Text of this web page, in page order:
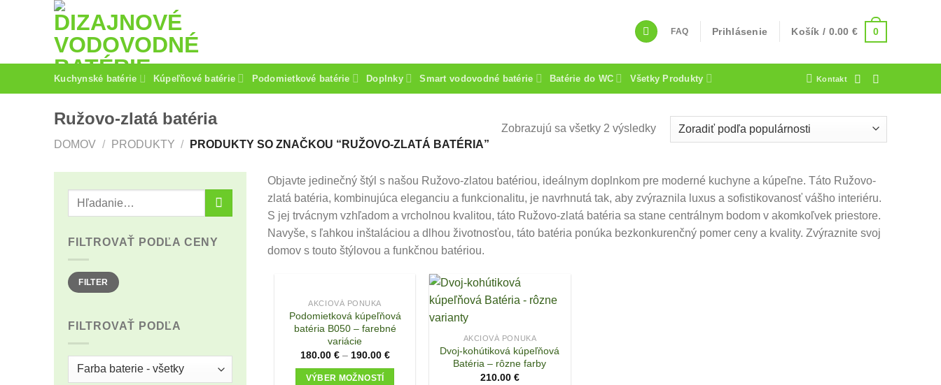
FAQ Prihlásenie Košík / 0.00€ 0
Kuchynské batérie Kúpeľňové batérie Podomietkové batérie Doplnky Smart vodovodné batérie Batérie do WC Všetky Produkty Kontakt
Ružovo-zlatá batéria
DOMOV / PRODUKTY / PRODUKTY SO ZNAČKOU “RUŽOVO-ZLATÁ BATÉRIA”
Zobrazujú sa všetky 2 výsledky
FILTROVAŤ PODĽA CENY
Minimálna
cena
Maximálna
cenaFILTER
FILTROVAŤ PODĽA
Objavte jedinečný štýl s našou Ružovo-zlatou batériou, ideálnym doplnkom pre moderné kuchyne a kúpeľne. Táto Ružovo-
zlatá batéria, kombinujúca eleganciu a funkcionalitu, je navrhnutá tak, aby zvýraznila luxus a sofistikovanosť vášho interiéru.
S jej trvácnym vzhľadom a vrcholnou kvalitou, táto Ružovo-zlatá batéria sa stane centrálnym bodom v akomkoľvek priestore.
Navyše, s ľahkou inštaláciou a dlhou životnosťou, táto batéria ponúka bezkonkurenčný pomer ceny a kvality. Zvýraznite svoj
domov s touto štýlovou a funkčnou batériou.
AKCIOVÁ PONUKA
Podomietková kúpeľňová
batéria B050 – farebné
variácie
180.00 €– 190.00 €
VÝBER MOŽNOSTÍ
AKCIOVÁ PONUKA
Dvoj-kohútiková kúpeľňová
Batéria – rôzne farby
210.00 €